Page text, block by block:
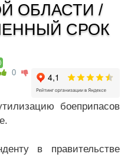
ОБЛАСТИ /
СРОК
0
боеприпасов
в правительстве